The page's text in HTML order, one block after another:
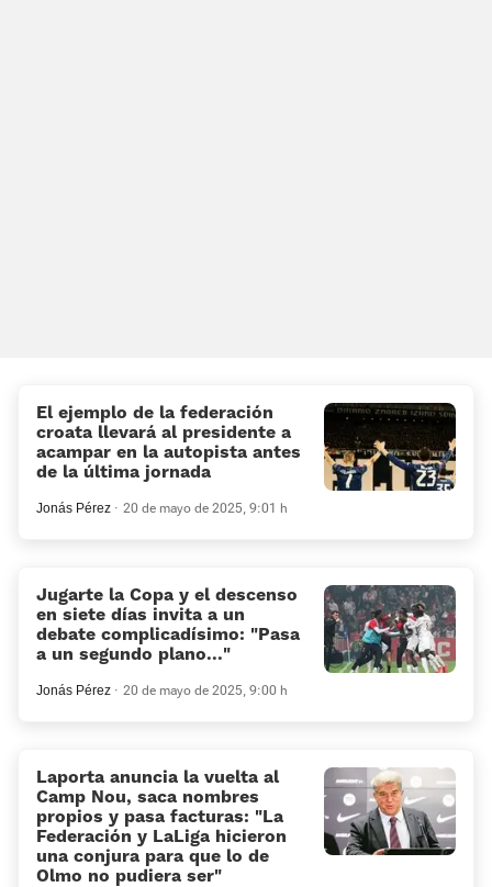
El ejemplo de la federación
croata llevará al presidente a
acampar en la autopista antes
de la última jornada
Jonás Pérez 20 de mayo de 2025, 9:01 h
Jugarte la Copa y el descenso
en siete días invita a un
debate complicadísimo: «Pasa
a un segundo plano...»
Jonás Pérez 20 de mayo de 2025, 9:00 h
Laporta anuncia la vuelta al
Camp Nou, saca nombres
propios y pasa facturas: «La
Federación y LaLiga hicieron
una conjura para que lo de
Olmo no pudiera ser»